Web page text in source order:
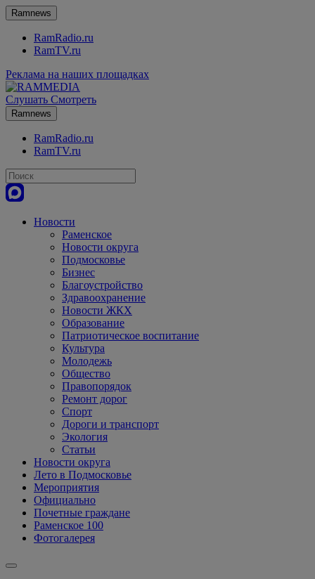
Ramnews
RamRadio.ru
RamTV.ru
Реклама на наших площадках
Слушать Смотреть
Ramnews
RamRadio.ru
RamTV.ru
Новости
Раменское
Новости округа
Подмосковье
Бизнес
Благоустройство
Здравоохранение
Новости ЖКХ
Образование
Патриотическое воспитание
Культура
Молодежь
Общество
Правопорядок
Ремонт дорог
Спорт
Дороги и транспорт
Экология
Статьи
Новости округа
Лето в Подмосковье
Мероприятия
Официально
Почетные граждане
Раменское 100
Фотогалерея